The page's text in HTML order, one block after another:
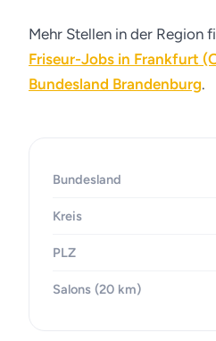
Mehr Stellen in der Region
Friseur-Jobs in Frankfurt
Bundesland Brandenburg.
Bundesland
Kreis
PLZ
Salons (20 km)